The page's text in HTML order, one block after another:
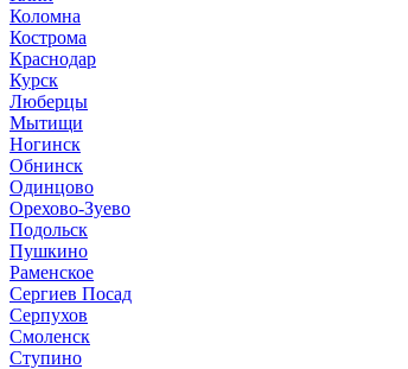
Коломна
Кострома
Краснодар
Курск
Люберцы
Мытищи
Ногинск
Обнинск
Одинцово
Орехово-Зуево
Подольск
Пушкино
Раменское
Сергиев Посад
Серпухов
Смоленск
Ступино